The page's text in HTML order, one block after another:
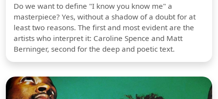
Do we want to define "I know you know me" a
masterpiece? Yes, without a shadow of a doubt for at
least two reasons. The first and most evident are the
artists who interpret it: Caroline Spence and Matt
Berninger, second for the deep and poetic text.